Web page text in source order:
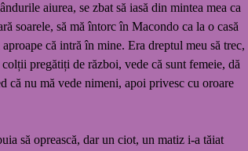
aiurea, se zbat să iasă din mintea mea ca
soarele, să mă întorc în Macondo ca la o casă
că intră în mine. Era dreptul meu să trec,
pregătiți de război, vede că sunt femeie, dă
că nu mă vede nimeni, apoi privesc cu oroare
să oprească, dar un ciot, un matiz i-a tăiat